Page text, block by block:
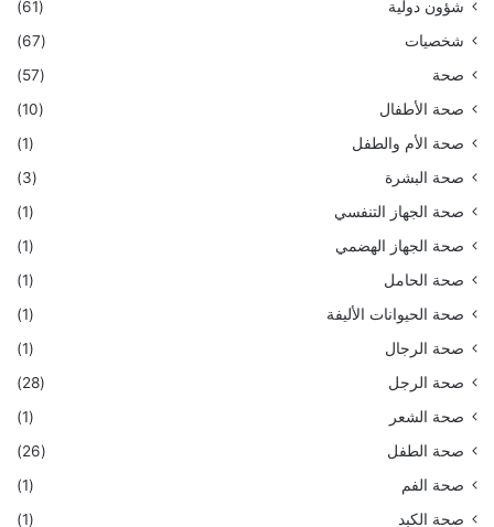
شؤون دولية
(61)
شخصيات
(67)
صحة
(57)
صحة الأطفال
(10)
صحة الأم والطفل
(1)
صحة البشرة
(3)
صحة الجهاز التنفسي
(1)
صحة الجهاز الهضمي
(1)
صحة الحامل
(1)
صحة الحيوانات الأليفة
(1)
صحة الرجال
(1)
صحة الرجل
(28)
صحة الشعر
(1)
صحة الطفل
(26)
صحة الفم
(1)
صحة الكبد
(1)